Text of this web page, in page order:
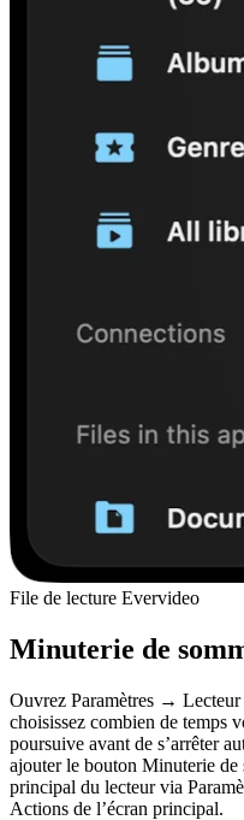
File de lecture Evervideo
Minuterie de
Ouvrez Paramètres →
choisissez combien de temps
poursuive avant de s’arrêter
ajouter le bouton Minuterie de
principal du lecteur via
Actions de l’écran principal.